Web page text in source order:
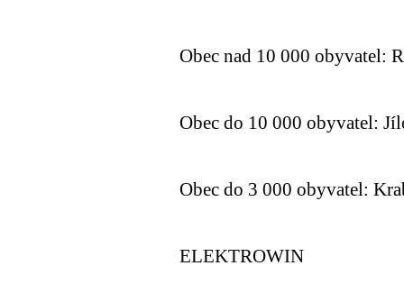
Obec nad 10 000 obyvatel:
Obec do 10 000 obyvatel:
Obec do 3 000 obyvatel:
ELEKTROWIN